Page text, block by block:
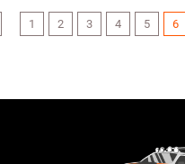
1 2 3 4 5 6